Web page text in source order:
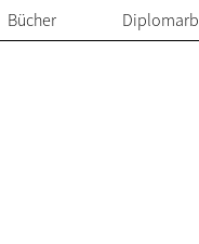
Bücher